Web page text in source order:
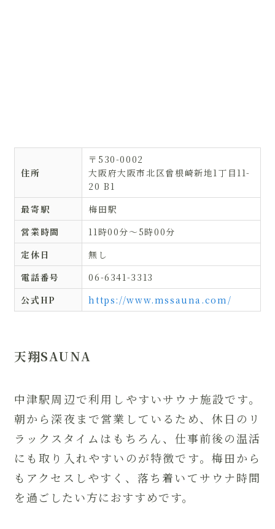
住所
〒530-0002
大阪府大阪市北区曾根崎新地1丁目11-
20 B1
最寄駅
梅田駅
営業時間
11時00分〜5時00分
定休日
無し
電話番号
06-6341-3313
公式HP
https://www.mssauna.com/
天翔SAUNA
中津駅周辺で利用しやすいサウナ施設です。
朝から深夜まで営業しているため、休日のリ
ラックスタイムはもちろん、仕事前後の温活
にも取り入れやすいのが特徴です。梅田から
もアクセスしやすく、落ち着いてサウナ時間
を過ごしたい方におすすめです。